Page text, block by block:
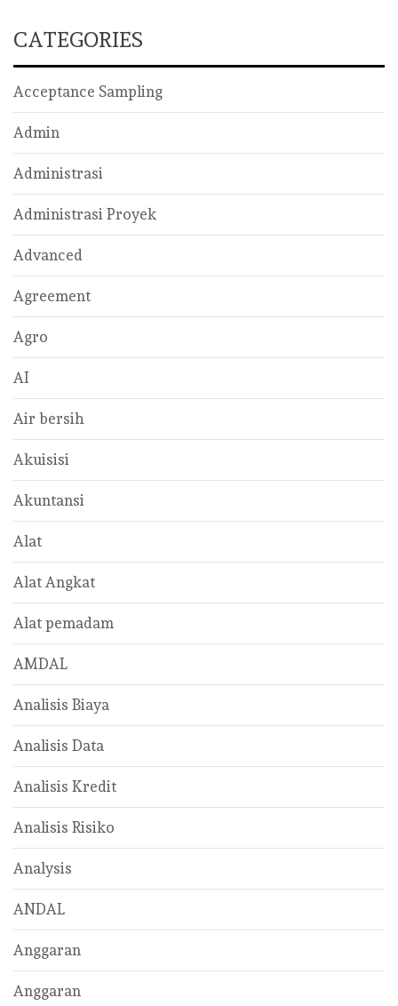
CATEGORIES
Acceptance Sampling
Admin
Administrasi
Administrasi Proyek
Advanced
Agreement
Agro
AI
Air bersih
Akuisisi
Akuntansi
Alat
Alat Angkat
Alat pemadam
AMDAL
Analisis Biaya
Analisis Data
Analisis Kredit
Analisis Risiko
Analysis
ANDAL
Anggaran
Anggaran